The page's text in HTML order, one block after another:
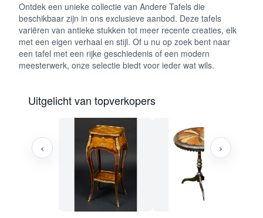
Ontdek een unieke collectie van Andere Tafels die
beschikbaar zijn in ons exclusieve aanbod. Deze tafels
variëren van antieke stukken tot meer recente creaties, elk
met een eigen verhaal en stijl. Of u nu op zoek bent naar
een tafel met een rijke geschiedenis of een modern
meesterwerk, onze selectie biedt voor ieder wat wils.
Uitgelicht van topverkopers
‹ ›